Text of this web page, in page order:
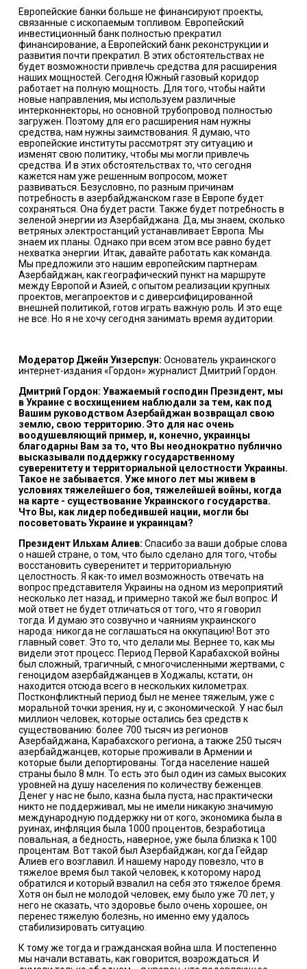
Европейские банки больше не финансируют проекты,
связанные с ископаемым топливом. Европейский
инвестиционный банк полностью прекратил
финансирование, а Европейский банк реконструкции и
развития почти прекратил. В этих обстоятельствах не
будет возможности привлечь средства для расширения
наших мощностей. Сегодня Южный газовый коридор
работает на полную мощность. Для того, чтобы найти
новые направления, мы используем различные
интерконнекторы, но основной трубопровод полностью
загружен. Поэтому для его расширения нам нужны
средства, нам нужны заимствования. Я думаю, что
европейские институты рассмотрят эту ситуацию и
изменят свою политику, чтобы мы могли привлечь
средства. И в этих обстоятельствах то, что сегодня
кажется нам уже решенным вопросом, может
развиваться. Безусловно, по разным причинам
потребность в азербайджанском газе в Европе будет
сохраняться. Она будет расти. Также будет потребность в
зеленой энергии из Азербайджана. Да, мы знаем, сколько
ветряных электростанций устанавливает Европа. Мы
знаем их планы. Однако при всем этом все равно будет
нехватка энергии. Итак, давайте работать как команда.
Мы предложили это нашим европейским партнерам.
Азербайджан, как географический пункт на маршруте
между Европой и Азией, с опытом реализации крупных
проектов, мегапроектов и с диверсифицированной
внешней политикой, готов играть важную роль. И это еще
не все. Но я не хочу сегодня занимать время аудитории.
Модератор Джейн Уизерспун: Основатель украинского
интернет-издания «Гордон» журналист Дмитрий Гордон.
Дмитрий Гордон: Уважаемый господин Президент, мы
в Украине с восхищением наблюдали за тем, как под
Вашим руководством Азербайджан возвращал свою
землю, свою территорию. Это для нас очень
воодушевляющий пример, и, конечно, украинцы
благодарны Вам за то, что Вы неоднократно публично
высказывали поддержку государственному
суверенитету и территориальной целостности Украины.
Такое не забывается. Уже много лет мы живем в
условиях тяжелейшего боя, тяжелейшей войны, когда
на карте - существование Украинского государства.
Что Вы, как лидер победившей нации, могли бы
посоветовать Украине и украинцам?
Президент Ильхам Алиев: Спасибо за ваши добрые слова
о нашей стране, о том, что было сделано для того, чтобы
восстановить суверенитет и территориальную
целостность. Я как-то имел возможность отвечать на
вопрос представителя Украины на одном из мероприятий
несколько лет назад, и примерно такой же был вопрос. И
мой ответ не будет отличаться от того, что я говорил
тогда. И думаю это созвучно и чаяниям украинского
народа: никогда не соглашаться на оккупацию! Вот это
главный совет. Это то, что делали мы. Вернее то, как мы
видели этот процесс. Период Первой Карабахской войны
был сложный, трагичный, с многочисленными жертвами, с
геноцидом азербайджанцев в Ходжалы, кстати, он
находится отсюда всего в нескольких километрах.
Постконфликтный период был не менее тяжелым, уже с
моральной точки зрения, ну и, с экономической. У нас был
миллион человек, которые остались без средств к
существованию: более 700 тысяч из регионов
Азербайджана, Карабахского региона, а также 250 тысяч
азербайджанцев, которые проживали в Армении и
которые были депортированы. Тогда население нашей
страны было 8 млн. То есть это был один из самых высоких
уровней на душу населения по количеству беженцев.
Денег у нас не было, казна была пуста, нас практически
никто не поддерживал, мы не имели никакую значимую
международную поддержку ни от кого, экономика была в
руинах, инфляция была 1000 процентов, безработица
повальная, а бедность, наверное, уже была близка к 100
процентам. Вот такой был Азербайджан, когда Гейдар
Алиев его возглавил. И нашему народу повезло, что в
тяжелое время был такой человек, к которому народ
обратился и который взвалил на себя это тяжелое бремя.
Хотя он был не молодой человек, ему было уже 70 лет, у
него не сказать, что здоровье было очень хорошее, он
перенес тяжелую болезнь, но именно ему удалось
стабилизировать ситуацию.
К тому же тогда и гражданская война шла. И постепенно
мы начали вставать, как говорится, возрождаться. И